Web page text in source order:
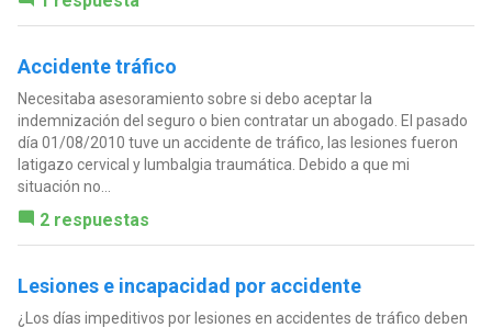
Accidente tráfico
Necesitaba asesoramiento sobre si debo aceptar la
indemnización del seguro o bien contratar un abogado. El pasado
día 01/08/2010 tuve un accidente de tráfico, las lesiones fueron
latigazo cervical y lumbalgia traumática. Debido a que mi
situación no...
2 respuestas
Lesiones e incapacidad por accidente
¿Los días impeditivos por lesiones en accidentes de tráfico deben